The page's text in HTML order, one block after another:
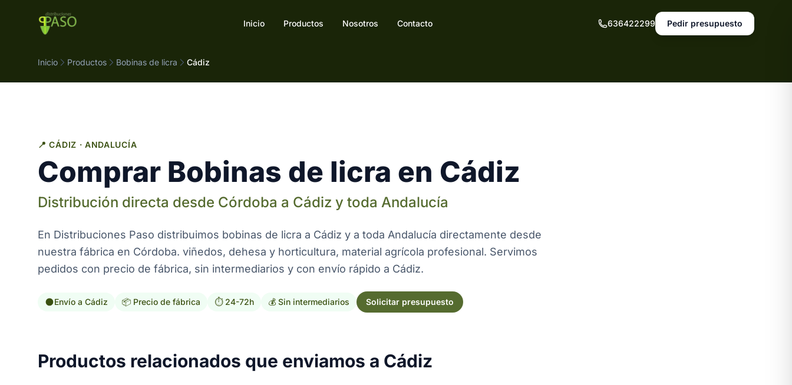
Inicio Productos Nosotros Contacto 636422299 Pedir presupuesto
Inicio Productos Bobinas de licra Cádiz
📍 CÁDIZ · ANDALUCÍA
Comprar Bobinas de licra en Cádiz
Distribución directa desde Córdoba a Cádiz y toda Andalucía
En Distribuciones Paso distribuimos bobinas de licra a Cádiz y a toda Andalucía directamente desde
nuestra fábrica en Córdoba. viñedos, dehesa y horticultura, material agrícola profesional. Servimos
pedidos con precio de fábrica, sin intermediarios y con envío rápido a Cádiz.
Envío a Cádiz 📦 Precio de fábrica ⏱️ 24-72h 💰 Sin intermediarios Solicitar presupuesto
Productos relacionados que enviamos a Cádiz